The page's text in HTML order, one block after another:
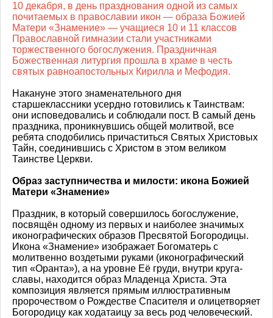
10 декабря, в день празднования одной из самых
почитаемых в православии икон — образа Божией
Матери «Знамение» — учащиеся 10 и 11 классов
Православной гимназии стали участниками
торжественного богослужения. Праздничная
Божественная литургия прошла в храме в честь
святых равноапостольных Кирилла и Мефодия.
Накануне этого знаменательного дня
старшеклассники усердно готовились к Таинствам:
они исповедовались и соблюдали пост. В самый день
праздника, проникнувшись общей молитвой, все
ребята сподобились причаститься Святых Христовых
Тайн, соединившись с Христом в этом великом
Таинстве Церкви.
Образ заступничества и милости: икона Божией
Матери «Знамение»
Праздник, в который совершилось богослужение,
посвящён одному из первых и наиболее значимых
иконографических образов Пресвятой Богородицы.
Икона «Знамение» изображает Богоматерь с
молитвенно воздетыми руками (иконографический
тип «Оранта»), а на уровне Её груди, внутри круга-
славы, находится образ Младенца Христа. Эта
композиция является прямым иллюстративным
пророчеством о Рождестве Спасителя и олицетворяет
Богородицу как ходатаицу за весь род человеческий.